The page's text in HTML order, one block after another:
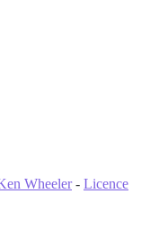
Wheeler- Licence